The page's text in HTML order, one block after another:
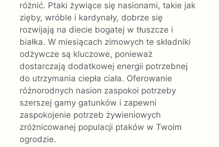
różnić. Ptaki żywiące się nasionami, takie jak
zięby, wróble i kardynały, dobrze się
rozwijają na diecie bogatej w tłuszcze i
białka. W miesiącach zimowych te składniki
odżywcze są kluczowe, ponieważ
dostarczają dodatkowej energii potrzebnej
do utrzymania ciepła ciała. Oferowanie
różnorodnych nasion zaspokoi potrzeby
szerszej gamy gatunków i zapewni
zaspokojenie potrzeb żywieniowych
zróżnicowanej populacji ptaków w Twoim
ogrodzie.